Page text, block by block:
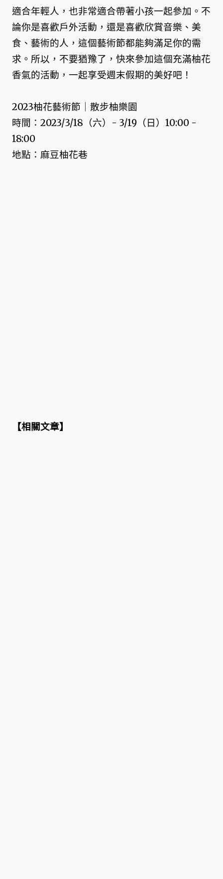
適合年輕人，也非常適合帶著小孩一起參加。不
論你是喜歡戶外活動，還是喜歡欣賞音樂、美
食、藝術的人，這個藝術節都能夠滿足你的需
求。所以，不要猶豫了，快來參加這個充滿柚花
香氣的活動，一起享受週末假期的美好吧！
2023柚花藝術節｜散步柚樂園
時間：2023/3/18（六）- 3/19（日）10:00 -
18:00
地點：麻豆柚花巷
【相關文章】